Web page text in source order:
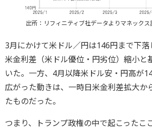
出所：リフィニティブ社データよりマネックス
3月にかけて米ドル／円は146円まで下
米金利差（米ドル優位・円劣位）縮小と
いた。一方、4月以降米ドル安・円高が
広がった動きは、一時日米金利差拡大か
たものだった。
つまり、トランプ政権の中で起こったこ